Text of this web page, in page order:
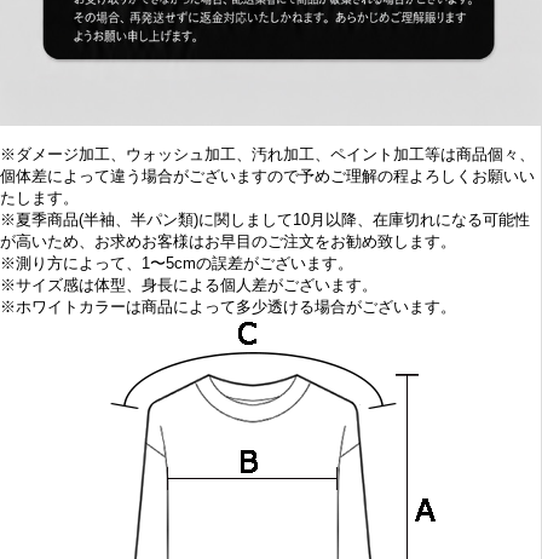
※ダメージ加工、ウォッシュ加工、汚れ加工、ペイント加工等は商品個々、
個体差によって違う場合がございますので予めご理解の程よろしくお願いい
たします。
※ 夏季商品(半袖、半パン類)に関しまして10月以降、在庫切れになる可能性
が高いため、お求めお客様はお早目のご注文をお勧め致します。
※測り方によって、1〜5cmの誤差がございます。
※サイズ感は体型、身長による個人差がございます。
※ホワイトカラーは商品によって多少透ける場合がございます。